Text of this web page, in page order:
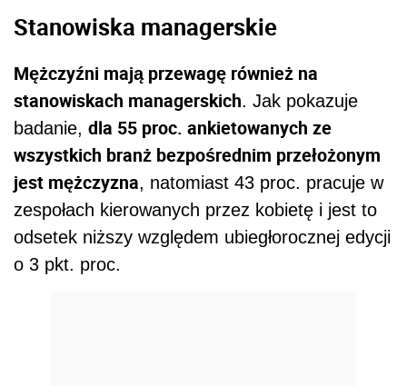
Stanowiska managerskie
Mężczyźni mają przewagę również na
stanowiskach managerskich. Jak pokazuje
badanie, dla 55 proc. ankietowanych ze
wszystkich branż bezpośrednim przełożonym
jest mężczyzna, natomiast 43 proc. pracuje w
zespołach kierowanych przez kobietę i jest to
odsetek niższy względem ubiegłorocznej edycji
o 3 pkt. proc.